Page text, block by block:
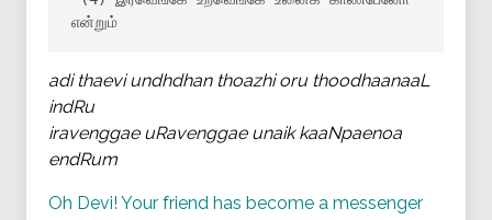
என்றும்
adi thaevi undhdhan thoazhi oru thoodhaanaaL
indRu
iravenggae uRavenggae unaik kaaNpaenoa
endRum
Oh Devi! Your friend has become a messenger